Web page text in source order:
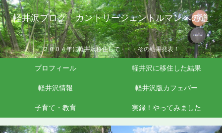
軽井沢ブログ カントリージェントルマンへの道
２００４年に軽井沢移住して・・・その結果発表！
プロフィール 軽井沢に移住した結果
軽井沢情報 軽井沢版カフェバー
子育て・教育 実録！やってみました